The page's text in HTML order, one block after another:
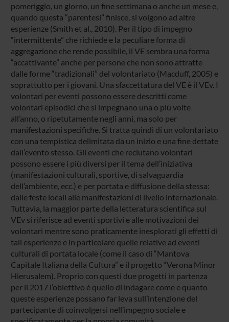
pomeriggio, un giorno, un fine settimana o anche un mese e,
quando questa “parentesi” finisce, si volgono ad altre
esperienze (Smith et al., 2010). Per il tipo di impegno
“intermittente” che richiede e la peculiare forma di
aggregazione che rende possibile, il VE sembra una forma
“accattivante” anche per persone che non sono attratte
dalle forme “tradizionali” del volontariato (Macduff, 2005) e
soprattutto per i giovani. Una sfaccettatura del VE è il VEv. I
volontari per eventi possono essere descritti come
volontari episodici che si impegnano una o più volte
all’anno, o ripetutamente negli anni, ma solo per
manifestazioni specifiche. Si tratta quindi di un volontariato
con una tempistica delimitata da un inizio e una fine dettate
dall’evento stesso. Gli eventi che reclutano volontari
possono essere i più diversi per il tema dell’iniziativa
(manifestazioni culturali, sportive, di salvaguardia
dell’ambiente, ecc.) e per portata e diffusione della stessa:
dalle feste locali alle manifestazioni di livello internazionale.
Tuttavia, la maggior parte della letteratura scientifica sul
VEv si riferisce ad eventi sportivi e alle motivazioni dei
volontari mentre sono praticamente inesplorati gli effetti di
tali esperienze e in particolare quelle relative ad eventi
culturali di portata locale (come il caso di “Mantova
Capitale Italiana della Cultura” e il progetto “Verona Minor
Hierusalem). Proprio con questi due progetti in partenza
per il 2017 l’obiettivo è quello di indagare come e quanto
queste esperienze possano far leva sull’intenzione del
partecipante di coinvolgersi nell’impegno sociale e